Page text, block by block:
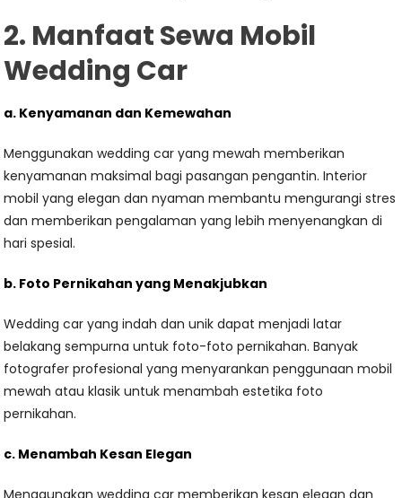
2. Manfaat Sewa Mobil
Wedding Car
a. Kenyamanan dan Kemewahan
Menggunakan wedding car yang mewah memberikan
kenyamanan maksimal bagi pasangan pengantin. Interior
mobil yang elegan dan nyaman membantu mengurangi stres
dan memberikan pengalaman yang lebih menyenangkan di
hari spesial.
b. Foto Pernikahan yang Menakjubkan
Wedding car yang indah dan unik dapat menjadi latar
belakang sempurna untuk foto-foto pernikahan. Banyak
fotografer profesional yang menyarankan penggunaan mobil
mewah atau klasik untuk menambah estetika foto
pernikahan.
c. Menambah Kesan Elegan